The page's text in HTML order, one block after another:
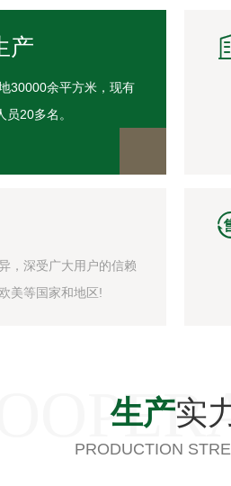
产
30000余平方米，现有
20多名。
，深受广大用户的信赖
美等国家和地区!
生产实
PRODUCTION